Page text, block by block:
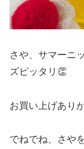
さや、サマーニ
ズピッタリ👏
お買い上げあり
でねでね、さや